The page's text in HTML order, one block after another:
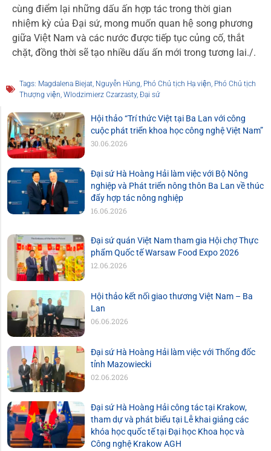
cùng điểm lại những dấu ấn hợp tác trong thời gian
nhiệm kỳ của Đại sứ, mong muốn quan hệ song phương
giữa Việt Nam và các nước được tiếp tục củng cố, thắt
chặt, đồng thời sẽ tạo nhiều dấu ấn mới trong tương lai./.
Tags: Magdalena Biejat Nguyễn Hùng Phó Chủ tịch Hạ viện Phó Chủ tịch
Thượng viện Wlodzimierz Czarzasty, Đại sứ
Hội thảo “Trí thức Việt tại Ba Lan với công
cuộc phát triển khoa học công nghệ Việt Nam”
30.06.2026
Đại sứ Hà Hoàng Hải làm việc với Bộ Nông
nghiệp và Phát triển nông thôn Ba Lan về thúc
đẩy hợp tác nông nghiệp
16.06.2026
Đại sứ quán Việt Nam tham gia Hội chợ Thực
phẩm Quốc tế Warsaw Food Expo 2026
12.06.2026
Hội thảo kết nối giao thương Việt Nam – Ba
Lan
06.06.2026
Đại sứ Hà Hoàng Hải làm việc với Thống đốc
tỉnh Mazowiecki
02.06.2026
Đại sứ Hà Hoàng Hải công tác tại Krakow,
tham dự và phát biểu tại Lễ khai giảng các
khóa học quốc tế tại Đại học Khoa học và
Công nghệ Krakow AGH